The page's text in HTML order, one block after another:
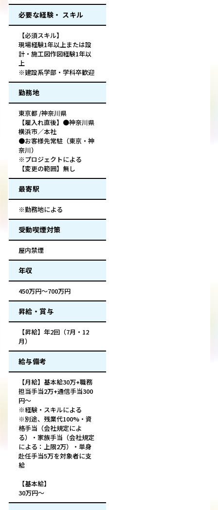
必要な経験・ スキル
【必須スキル】
現場経験1年以上または設
計・施工図作図経験1年以
上
※建設系学部・学科卒歓迎
勤務地
東京都 /神奈川県
【雇入れ直後】●神奈川県
横浜市／本社
●お客様先常駐（東京・神
奈川）
※プロジェクトによる
【変更の範囲】無し
最寄駅
※勤務地による
受動喫煙対策
屋内禁煙
年収
450万円～700万円
昇給・賞与
【昇給】年2回（7月・12
月）
給与備考
【月給】基本給30万+職務
担当手当2万+通信手当300
円～
※経験・スキルによる
※別途、残業代100%・資
格手当（会社規定によ
る）・家族手当（会社規定
による：上限2万）・単身
赴任手当5万を対象者に支
給
【基本給】
30万円～